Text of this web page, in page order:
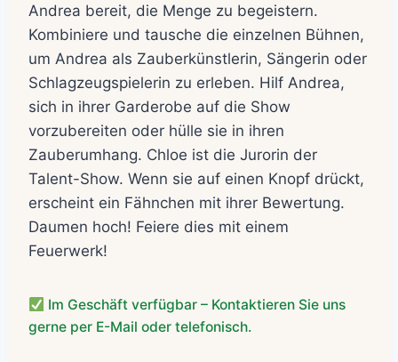
Andrea bereit, die Menge zu begeistern.
Kombiniere und tausche die einzelnen Bühnen,
um Andrea als Zauberkünstlerin, Sängerin oder
Schlagzeugspielerin zu erleben. Hilf Andrea,
sich in ihrer Garderobe auf die Show
vorzubereiten oder hülle sie in ihren
Zauberumhang. Chloe ist die Jurorin der
Talent-Show. Wenn sie auf einen Knopf drückt,
erscheint ein Fähnchen mit ihrer Bewertung.
Daumen hoch! Feiere dies mit einem
Feuerwerk!
Im Geschäft verfügbar – Kontaktieren Sie uns
gerne per E-Mail oder telefonisch.